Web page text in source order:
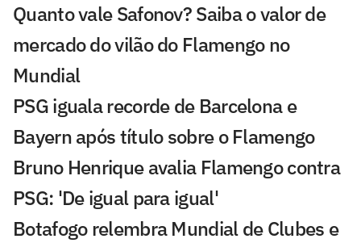
Quanto vale Safonov? Saiba o valor de
mercado do vilão do Flamengo no
Mundial
PSG iguala recorde de Barcelona e
Bayern após título sobre o Flamengo
Bruno Henrique avalia Flamengo contra
PSG: 'De igual para igual'
Botafogo relembra Mundial de Clubes e